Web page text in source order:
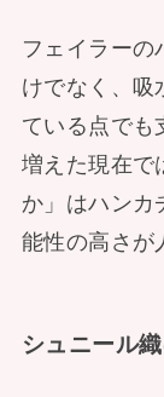
フェイラーの
けでなく、吸
ている点でも
増えた現在で
か」はハンカ
能性の高さが
シュニール